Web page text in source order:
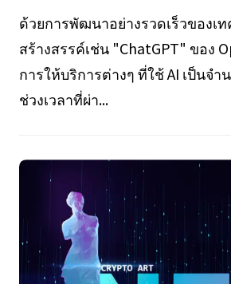
ด้วยการพัฒนาอย่างรวดเร็วของเ
สร้างสรรค์เช่น "ChatGPT" ของ
การให้บริการต่างๆ ที่ใช้ AI เป็นจ
ช่วงเวลาที่ผ่า...